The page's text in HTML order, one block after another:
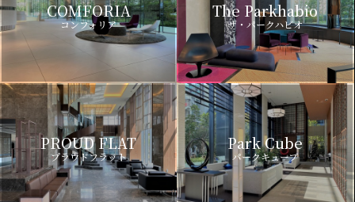
COMFORIA
コンフォリア
The Parkhabio
ザ・パークハビオ
PROUD FLAT
プラウドフラット
Park Cube
パークキューブ